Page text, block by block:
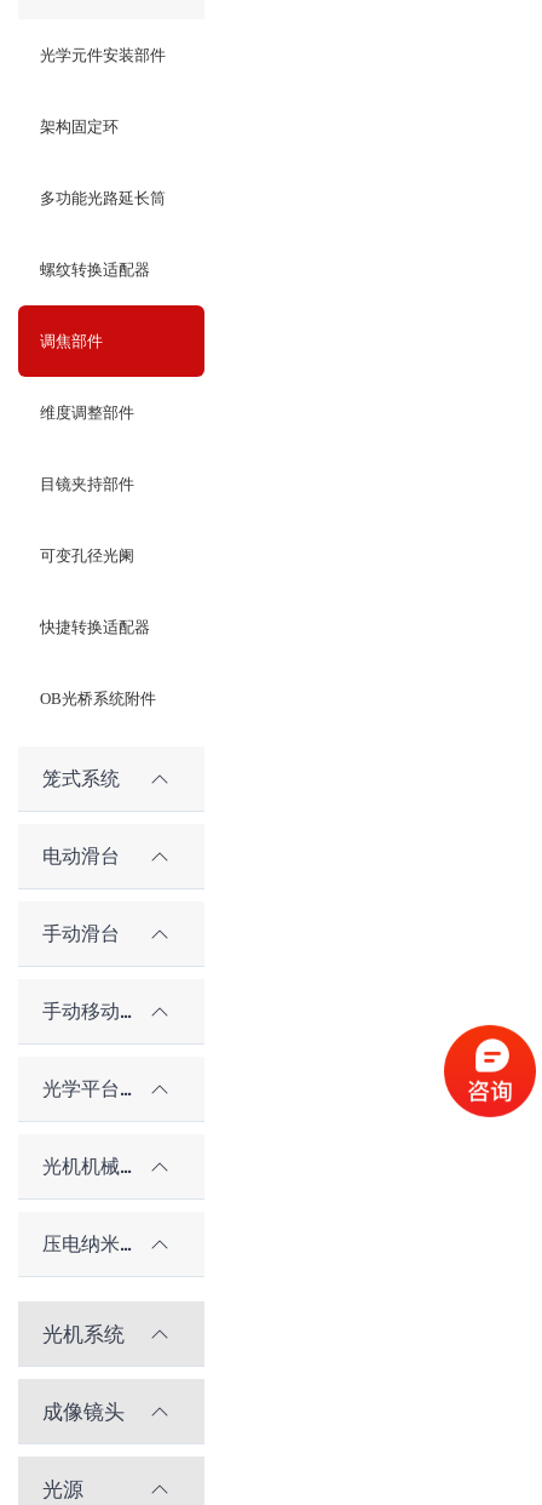
光学元件安装部件
架构固定环
多功能光路延长筒
螺纹转换适配器
调焦部件
维度调整部件
目镜夹持部件
可变孔径光阑
快捷转换适配器
OB光桥系统附件
笼式系统
电动滑台
手动滑台
手动移动平台（老型号）
光学平台和隔振系统
光机机械件及配件
压电纳米位移台
光机系统
成像镜头
光源